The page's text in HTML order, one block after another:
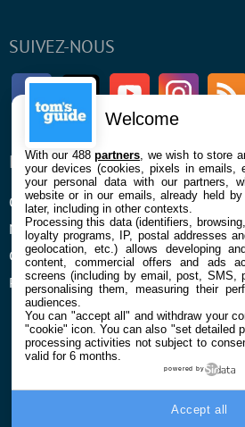
SUIVEZ-NOUS
FacebookTwitter Youtube
ENTREPRISE
Qui sommes nous
Mentions légales et CGU
Confidentialité et Cookies
Préférences cookies
À
La
Contact
Welcome
With our 488partners , we wish to store
your devices (cookies, pixels in emails,
your personal data with our partners,
website or in our emails, already held
later, including in other contexts.
Processing this data (identifiers,
loyalty programs, IP, postal addresses
geolocation, etc.) allows developing
content, commercial offers and ads
screens (including by email, post, SMS,
personalising them, measuring their
audiences.
You can "accept all" and withdraw your
"cookie" icon. You can also "set detailed
processing activities not subject to
valid for 6 months.
powered by
Accept all